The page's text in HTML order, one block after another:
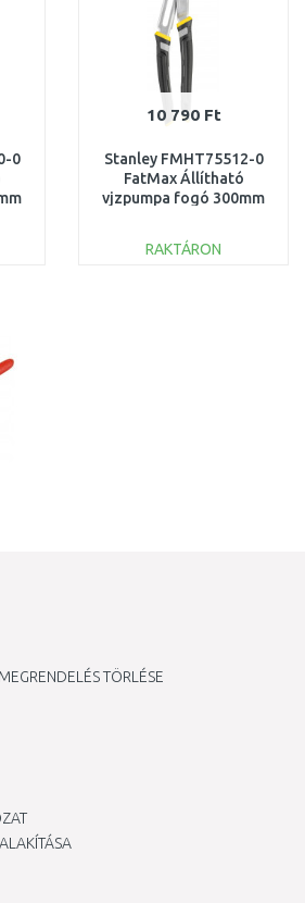
0
10 790 Ft
Stanley FMHT75512-0
FatMax Állítható
vjzpumpa fogó 300mm
RAKTÁRON
TÖRLÉSE